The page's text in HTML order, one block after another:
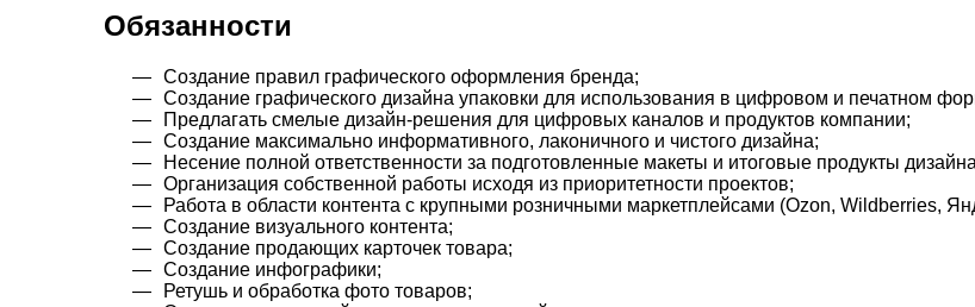
Обязанности
Создание правил графического оформления бренда;
Создание графического дизайна упаковки для использования в цифровом и печатном
Предлагать смелые дизайн-решения для цифровых каналов и продуктов компании;
Создание максимально информативного, лаконичного и чистого дизайна;
Несение полной ответственности за подготовленные макеты и итоговые продукты
Организация собственной работы исходя из приоритетности проектов;
Работа в области контента с крупными розничными маркетплейсами (Ozon, Wildberries,
Создание визуального контента;
Создание продающих карточек товара;
Создание инфографики;
Ретушь и обработка фото товаров;